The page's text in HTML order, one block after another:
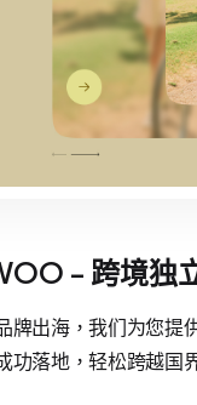
- 跨境独
牌出海，我们为您提
功落地，轻松跨越国